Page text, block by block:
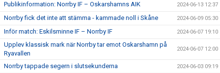
Publikinformation: Norrby IF – Oskarshamns AIK 2024-06-13 12:37
Norrby fick det inte att stämma - kammade noll i Skåne 2024-06-09 05:30
Inför match: Eskilsminne IF – Norrby IF 2024-06-07 19:10
Upplev klassisk mark när Norrby tar emot Oskarshamn på
Ryavallen
2024-06-07 12:00
Norrby tappade segern i slutsekunderna 2024-06-03 09:19